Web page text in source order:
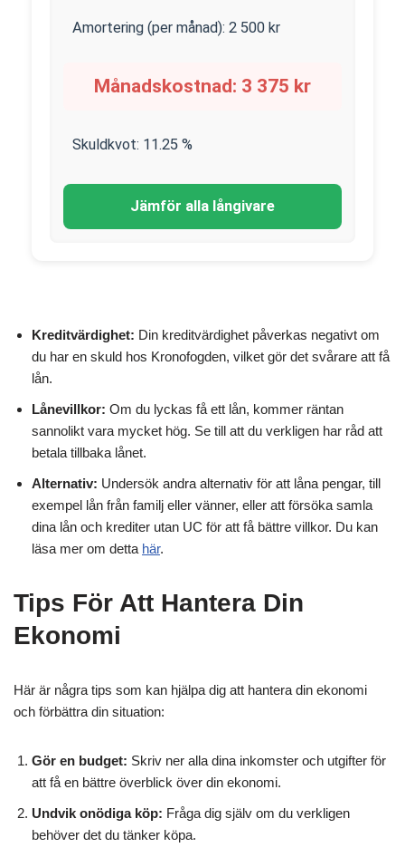
Amortering (per månad): 2 500 kr
Månadskostnad: 3 375 kr
Skuldkvot: 11.25 %
Jämför alla långivare
Kreditvärdighet: Din kreditvärdighet påverkas negativt om
du har en skuld hos Kronofogden, vilket gör det svårare att få
lån.
Lånevillkor: Om du lyckas få ett lån, kommer räntan
sannolikt vara mycket hög. Se till att du verkligen har råd att
betala tillbaka lånet.
Alternativ: Undersök andra alternativ för att låna pengar, till
exempel lån från familj eller vänner, eller att försöka samla
dina lån och krediter utan UC för att få bättre villkor. Du kan
läsa mer om detta här.
Tips För Att Hantera Din
Ekonomi
Här är några tips som kan hjälpa dig att hantera din ekonomi
och förbättra din situation:
Gör en budget: Skriv ner alla dina inkomster och utgifter för
att få en bättre överblick över din ekonomi.
Undvik onödiga köp: Fråga dig själv om du verkligen
behöver det du tänker köpa.